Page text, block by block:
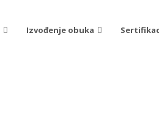
Izvođenje obuka